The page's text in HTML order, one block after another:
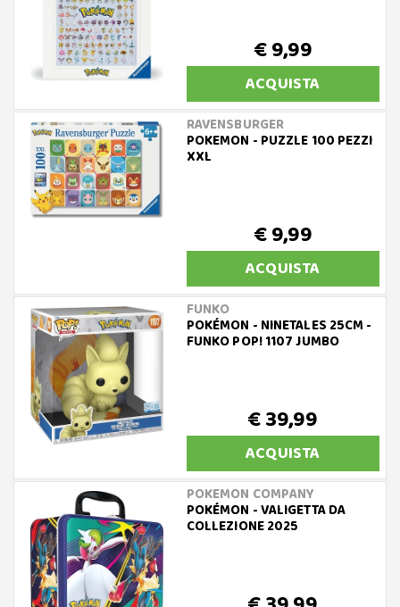
€ 9,99
ACQUISTA
RAVENSBURGER
POKEMON - PUZZLE 100 PEZZI
XXL
€ 9,99
ACQUISTA
FUNKO
POKÉMON - NINETALES 25CM -
FUNKO POP! 1107 JUMBO
€ 39,99
ACQUISTA
POKEMON COMPANY
POKÉMON - VALIGETTA DA
COLLEZIONE 2025